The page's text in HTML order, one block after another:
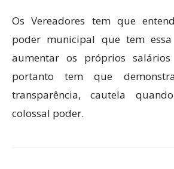
Os Vereadores tem que
poder municipal que tem
aumentar os próprios
portanto tem que
transparência, cautela
colossal poder.